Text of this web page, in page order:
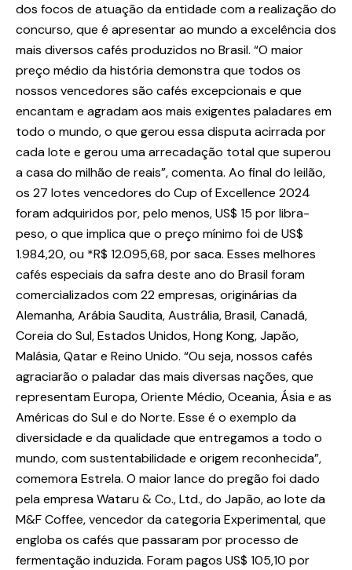
dos focos de atuação da entidade com a realização do
concurso, que é apresentar ao mundo a excelência dos
mais diversos cafés produzidos no Brasil. “O maior
preço médio da história demonstra que todos os
nossos vencedores são cafés excepcionais e que
encantam e agradam aos mais exigentes paladares em
todo o mundo, o que gerou essa disputa acirrada por
cada lote e gerou uma arrecadação total que superou
a casa do milhão de reais”, comenta. Ao final do leilão,
os 27 lotes vencedores do Cup of Excellence 2024
foram adquiridos por, pelo menos, US$ 15 por libra-
peso, o que implica que o preço mínimo foi de US$
1.984,20, ou *R$ 12.095,68, por saca. Esses melhores
cafés especiais da safra deste ano do Brasil foram
comercializados com 22 empresas, originárias da
Alemanha, Arábia Saudita, Austrália, Brasil, Canadá,
Coreia do Sul, Estados Unidos, Hong Kong, Japão,
Malásia, Qatar e Reino Unido. “Ou seja, nossos cafés
agraciarão o paladar das mais diversas nações, que
representam Europa, Oriente Médio, Oceania, Ásia e as
Américas do Sul e do Norte. Esse é o exemplo da
diversidade e da qualidade que entregamos a todo o
mundo, com sustentabilidade e origem reconhecida”,
comemora Estrela. O maior lance do pregão foi dado
pela empresa Wataru & Co., Ltd., do Japão, ao lote da
M&F Coffee, vencedor da categoria Experimental, que
engloba os cafés que passaram por processo de
fermentação induzida. Foram pagos US$ 105,10 por